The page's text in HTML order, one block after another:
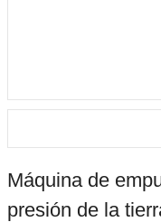
Máquina de
presión de la